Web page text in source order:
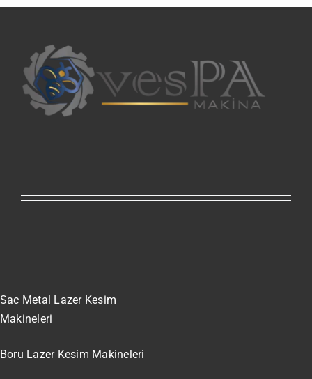
Sac Metal Lazer Kesim
Makineleri
Boru Lazer Kesim Makineleri